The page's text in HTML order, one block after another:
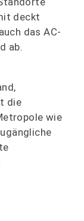
deckt
das AC-
ab.
die
wie